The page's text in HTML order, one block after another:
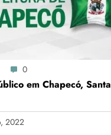
0
em Chapecó, Santa
2022